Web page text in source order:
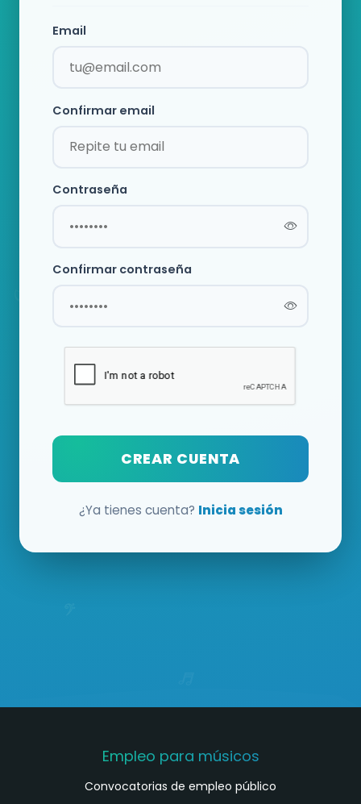
Email
Confirmar email
Contraseña
Confirmar contraseña
CREAR CUENTA
¿Ya tienes cuenta? Inicia sesión
Empleo para músicos
Convocatorias de empleo público